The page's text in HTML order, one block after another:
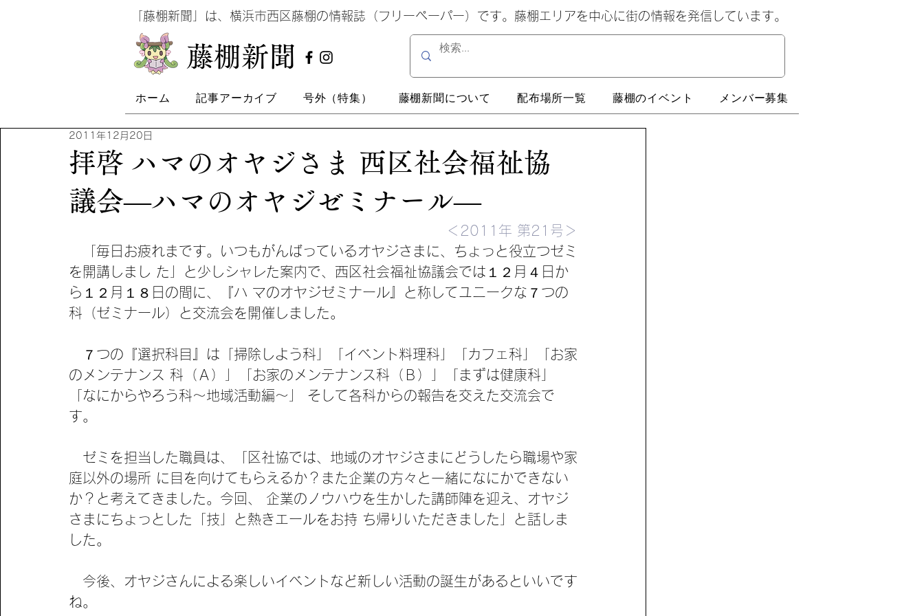
「藤棚新聞」は、横浜市西区藤棚の情報誌（フリーペーパー）です。藤棚エリアを中心に街の情報を発信しています。
​藤棚新聞
ホーム 記事アーカイブ 号外（特集） 藤棚新聞について 配布場所一覧 藤棚のイベント メンバー募集
拝啓 ハマのオヤジさま 西区社会福祉協
議会―ハマのオヤジゼミナール―
2011年12月20日
＜2011年 第21号＞
「毎日お疲れまです。いつもがんばっているオヤジさまに、ちょっと役立つゼミ
を開講しまし た」と少しシャレた案内で、西区社会福祉協議会では１２月４日か
ら１２月１８日の間に、『ハ マのオヤジゼミナール』と称してユニークな７つの
科（ゼミナール）と交流会を開催しました。
７つの『選択科目』は「掃除しよう科」「イベント料理科」「カフェ科」「お家
のメンテナンス 科（Ａ）」「お家のメンテナンス科（Ｂ）」「まずは健康科」
「なにからやろう科～地域活動編～」 そして各科からの報告を交えた交流会で
す。
ゼミを担当した職員は、「区社協では、地域のオヤジさまにどうしたら職場や家
庭以外の場所 に目を向けてもらえるか？また企業の方々と一緒になにかできない
か？と考えてきました。今回、 企業のノウハウを生かした講師陣を迎え、オヤジ
さまにちょっとした「技」と熱きエールをお持 ち帰りいただきました」と話しま
した。
今後、オヤジさんによる楽しいイベントなど新しい活動の誕生があるといいです
ね。